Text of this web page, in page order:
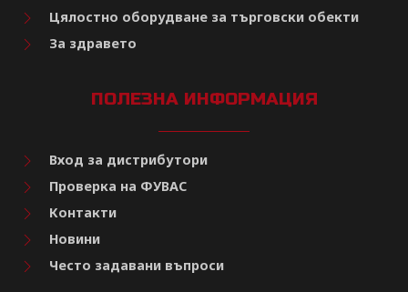
Цялостно оборудване за търговски обекти
За здравето
ПОЛЕЗНА ИНФОРМАЦИЯ
Вход за дистрибутори
Проверка на ФУВАС
Контакти
Новини
Често задавани въпроси